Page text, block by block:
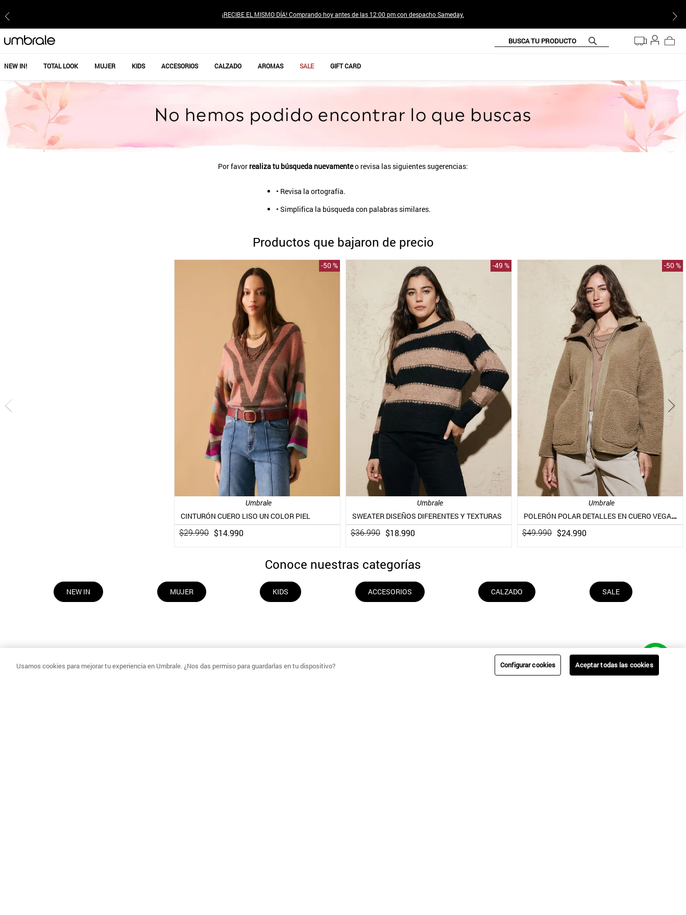
¡RECIBE EL MISMO DÍA! Comprando hoy antes de las 12:00 pm con despacho Sameday.
BUSCA TU PRODUCTO
NEW IN! TOTAL LOOK MUJER KIDS ACCESORIOS CALZADO AROMAS SALE GIFT CARD
Por favor realiza tu búsqueda nuevamenteo revisa las siguientes sugerencias:
• Revisa la ortografía.
• Simplifica la búsqueda con palabras similares.
Productos que bajaron de precio
-50 %
Umbrale
CINTURÓN CUERO LISO UN COLOR PIEL
$29.990 $14.990
-49 %
Umbrale
SWEATER DISEÑOS DIFERENTES Y TEXTURAS
$36.990 $18.990
-50 %
Umbrale
POLERÓN POLAR DETALLES EN CUERO VEGANO
$49.990 $24.990
Conoce nuestras categorías
NEW IN MUJER KIDS ACCESORIOS CALZADO SALE
Usamos cookies para mejorar tu experiencia en Umbrale. ¿Nos das permiso para guardarlas en tu dispositivo? Configurar cookies Aceptar todas las cookies
.
sweter
6 .
botin
aros